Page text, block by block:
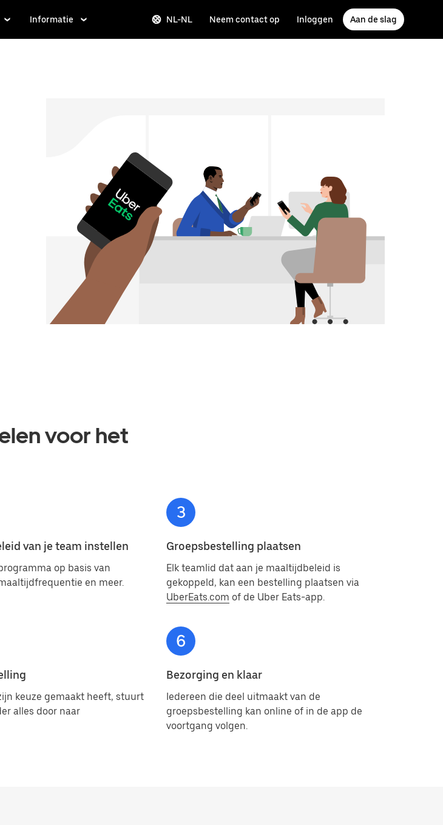
Informatie NL-NL Neem contact op Inloggen Aan de slag
voor het
van je team instellen
op basis van
en meer.
Groepsbestelling plaatsen
Elk teamlid dat aan je maaltijdbeleid is
gekoppeld, kan een bestelling plaatsen via
UberEats.com of de Uber Eats-app.
keuze gemaakt heeft, stuurt
alles door naar
Bezorging en klaar
Iedereen die deel uitmaakt van de
groepsbestelling kan online of in de app de
voortgang volgen.